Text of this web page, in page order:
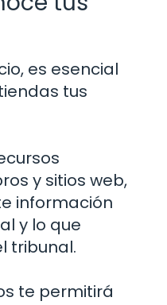
es esencial
tus
y sitios web,
información
y lo que
tribunal.
te permitirá